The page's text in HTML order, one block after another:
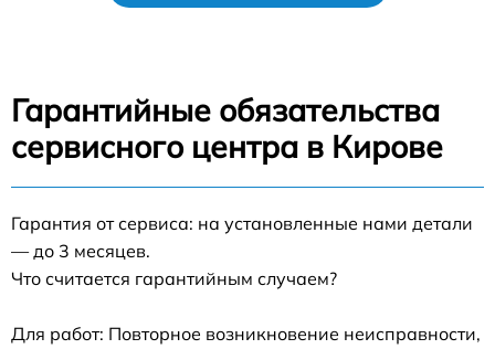
Гарантийные обязательства
сервисного центра в Кирове
Гарантия от сервиса: на установленные нами детали
— до 3 месяцев.
Что считается гарантийным случаем?
Для работ: Повторное возникновение неисправности,